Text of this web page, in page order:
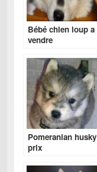
Bébé chien loup a
vendre
Pomeranian husky
prix